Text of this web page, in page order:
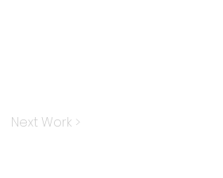
Next Work >